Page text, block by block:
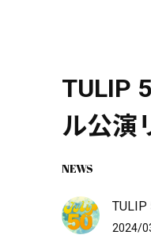
TULIP
ル公演
NEWS
TULIP
2024/